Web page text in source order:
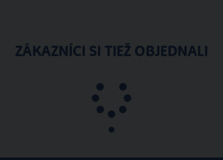
ZÁKAZNÍCI SI TIEŽ OBJEDNALI